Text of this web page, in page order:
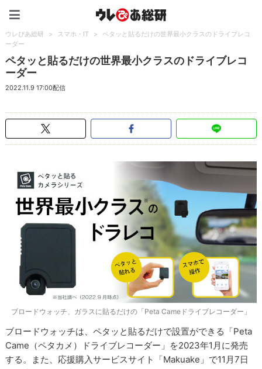
ウレぴあ総研 > スマホ・IT >
ペタッと貼るだけの世界最小クラスのドライブレコ
ーダー
ペタッと貼るだけの世界最小クラスのドライブレコ
ーダー
2022.11.9 17:00配信
ブロードウォッチ、ガラスに貼るだけの「Peta Cameドライブレコーダー」
ブロードウォッチは、ペタッと貼るだけで設置ができる「Peta
Came（ペタカメ）ドライブレコーダー」を2023年1月に発売
する。また、応援購入サービスサイト「Makuake」で11月7日